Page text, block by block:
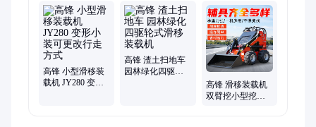
清洁扫地车、板换夹紧器、激光清障仪、电脑配煤机、划线一体
机、自动升降柱、双盘收光机、车载雾炮机、激光整平机、异物
清理仪器、光纤板切割机、轨道打孔设备、固定式射雾器、停车
位划线机、不锈钢升降路桩、双速座驾抹平机
高锋 小型滑移装
载机 JY280 变形
高锋 渣土扫地车
园林绿化四驱轮
高锋 滑移装载机
双臂挖小型挖掘